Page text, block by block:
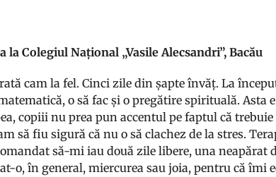
la Colegiul Național „Vasile Alecsandri”, Bacău
cam la fel. Cinci zile din șapte învăț. La
o să fac și o pregătire spirituală. Asta
copiii nu prea pun accentul pe faptul că
să fiu sigură că nu o să clachez de la stres.
să-mi iau două zile libere, una neapărat
o, în general, miercurea sau joia, pentru că îmi